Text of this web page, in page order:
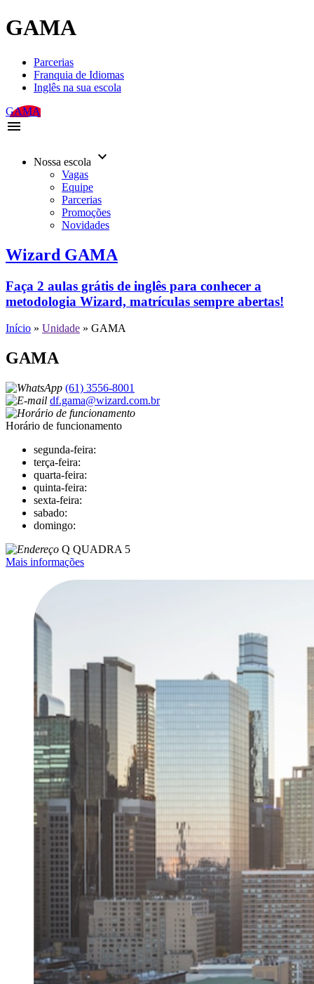
GAMA
Parcerias
Franquia de Idiomas
Inglês na sua escola
GAMA
menu
Nossa escola keyboard_arrow_down
Vagas
Equipe
Parcerias
Promoções
Novidades
Wizard GAMA
Faça 2 aulas grátis de inglês para conhecer a
metodologia Wizard, matrículas sempre abertas!
Início » Unidade » GAMA
GAMA
(61) 3556-8001
df.gama@wizard.com.br
Horário de funcionamento
segunda-feira:
terça-feira:
quarta-feira:
quinta-feira:
sexta-feira:
sabado:
domingo:
Q QUADRA 5
Mais informações